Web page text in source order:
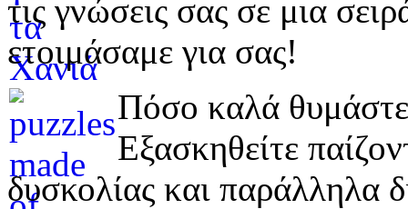
τις γνώσεις σας σε μια
ετοιμάσαμε για σας!
Πόσο καλά
Εξασκηθείτε
δυσκολίας και παράλληλα